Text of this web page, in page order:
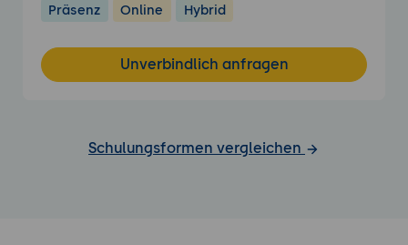
Präsenz Online Hybrid
Unverbindlich anfragen
Schulungsformen vergleichen